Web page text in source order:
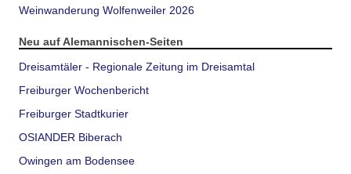
Weinwanderung Wolfenweiler 2026
Neu auf Alemannischen-Seiten
Dreisamtäler - Regionale Zeitung im Dreisamtal
Freiburger Wochenbericht
Freiburger Stadtkurier
OSIANDER Biberach
Owingen am Bodensee